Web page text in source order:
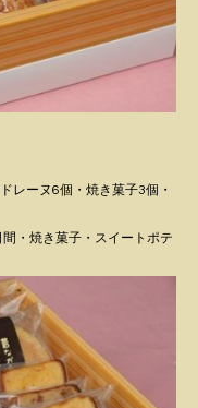
ーヌ6個・焼き菓子3個・
・焼き菓子・スイートポテ